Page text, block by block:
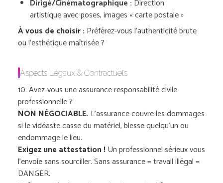
Dirigé/Cinématographique : Direction
artistique avec poses, images « carte postale »
À vous de choisir : Préférez-vous l’authenticité brute
ou l’esthétique maîtrisée ?
Aspects Légaux & Contractuels
10. Avez-vous une assurance responsabilité civile
professionnelle ?
NON NÉGOCIABLE. L’assurance couvre les dommages
si le vidéaste casse du matériel, blesse quelqu’un ou
endommage le lieu.
Exigez une attestation !Un professionnel sérieux vous
l’envoie sans sourciller. Sans assurance = travail illégal =
DANGER.